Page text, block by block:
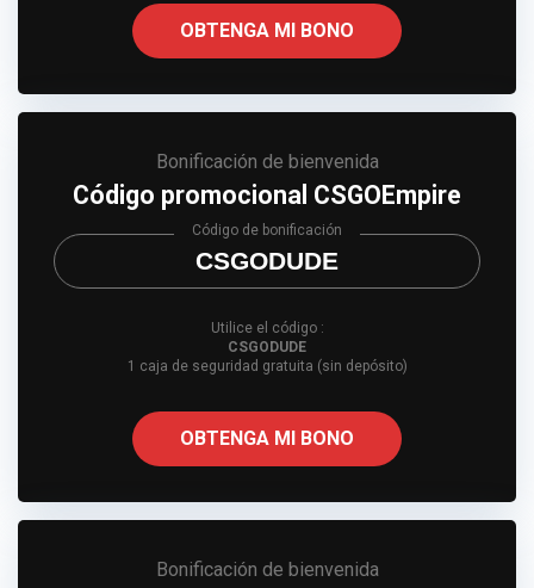
OBTENGA MI BONO
Bonificación de bienvenida
Código promocional CSGOEmpire
CSGODUDE
Código de bonificación
Utilice el código :
CSGODUDE
1 caja de seguridad gratuita (sin depósito)
OBTENGA MI BONO
Bonificación de bienvenida